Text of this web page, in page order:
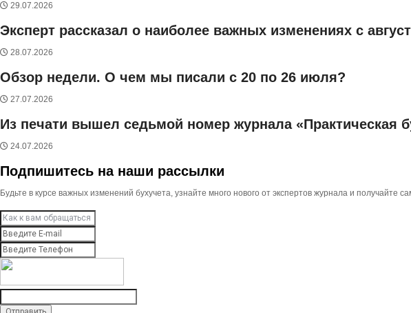
29.07.2026
Эксперт рассказал о наиболее важных изменениях с
28.07.2026
Обзор недели. О чем мы писали с 20 по 26 июля?
27.07.2026
Из печати вышел седьмой номер журнала «Практическая
24.07.2026
Подпишитесь на наши рассылки
Будьте в курсе важных изменений бухучета, узнайте много нового от экспертов журнала и получайте